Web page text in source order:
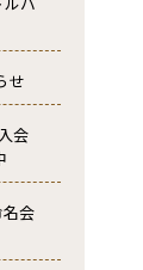
せ
会
会